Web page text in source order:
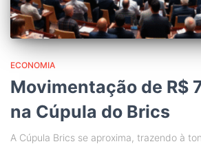
ECONOMIA
Movimentação de R$
na Cúpula do Brics
A Cúpula Brics se aproxima, trazendo à